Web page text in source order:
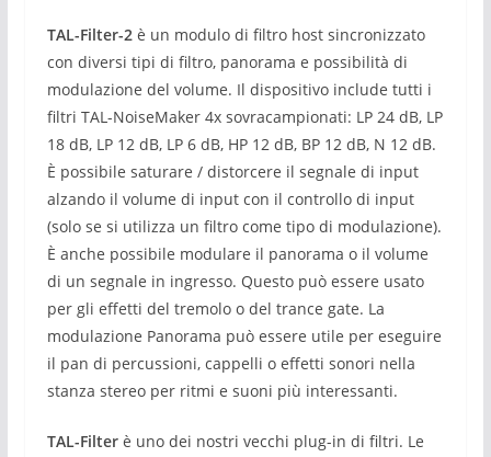
TAL-Filter-2è un modulo di filtro host sincronizzato
con diversi tipi di filtro, panorama e possibilità di
modulazione del volume. Il dispositivo include tutti i
filtri TAL-NoiseMaker 4x sovracampionati: LP 24 dB, LP
18 dB, LP 12 dB, LP 6 dB, HP 12 dB, BP 12 dB, N 12 dB.
È possibile saturare / distorcere il segnale di input
alzando il volume di input con il controllo di input
(solo se si utilizza un filtro come tipo di modulazione).
È anche possibile modulare il panorama o il volume
di un segnale in ingresso. Questo può essere usato
per gli effetti del tremolo o del trance gate. La
modulazione Panorama può essere utile per eseguire
il pan di percussioni, cappelli o effetti sonori nella
stanza stereo per ritmi e suoni più interessanti.
TAL-Filterè uno dei nostri vecchi plug-in di filtri. Le